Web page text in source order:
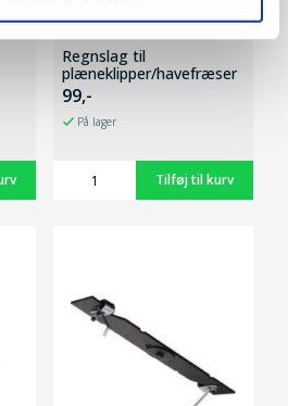
Regnslag til
plæneklipper/havefræser
99,-
På lager